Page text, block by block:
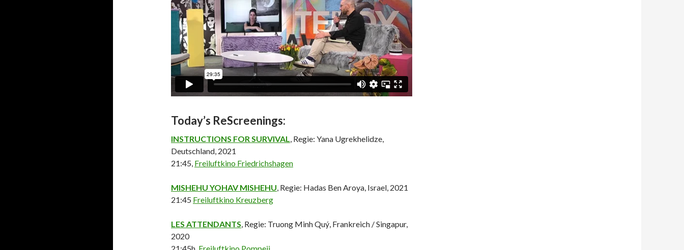
Today’s ReScreenings:
INSTRUCTIONS FOR SURVIVAL, Regie: Yana Ugrekhelidze,
Deutschland, 2021
21:45, Freiluftkino Friedrichshagen
MISHEHU YOHAV MISHEHU, Regie: Hadas Ben Aroya, Israel, 2021
21:45 Freiluftkino Kreuzberg
LES ATTENDANTS, Regie: Truong Minh Quý, Frankreich / Singapur,
2020